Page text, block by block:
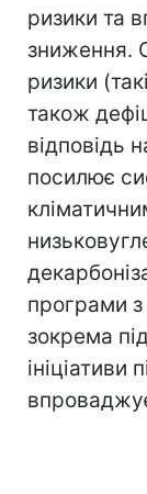
ризики та
зниження.
ризики
також
відповідь
посилює
програми
зокрема
ініціативи